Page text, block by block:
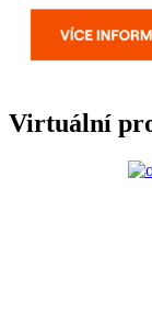
Virtuální